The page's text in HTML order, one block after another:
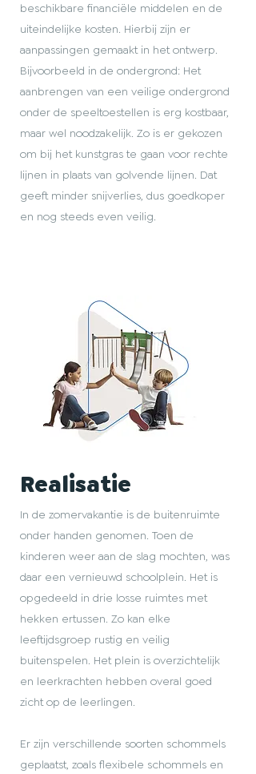
beschikbare financiële middelen en de
uiteindelijke kosten. Hierbij zijn er
aanpassingen gemaakt in het ontwerp.
Bijvoorbeeld in de ondergrond: Het
aanbrengen van een veilige ondergrond
onder de speeltoestellen is erg kostbaar,
maar wel noodzakelijk. Zo is er gekozen
om bij het kunstgras te gaan voor rechte
lijnen in plaats van golvende lijnen. Dat
geeft minder snijverlies, dus goedkoper
en nog steeds even veilig.
Realisatie
In de zomervakantie is de buitenruimte
onder handen genomen. Toen de
kinderen weer aan de slag mochten, was
daar een vernieuwd schoolplein. Het is
opgedeeld in drie losse ruimtes met
hekken ertussen. Zo kan elke
leeftijdsgroep rustig en veilig
buitenspelen. Het plein is overzichtelijk
en leerkrachten hebben overal goed
zicht op de leerlingen.
Er zijn verschillende soorten schommels
geplaatst, zoals flexibele schommels en